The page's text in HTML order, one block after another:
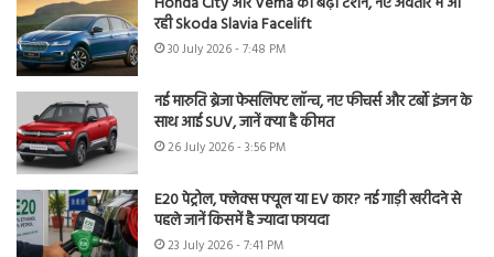
रही Skoda Slavia Facelift
30 July 2026 - 7:48 PM
नई मारुति ब्रेजा फेसलिफ्ट लॉन्च, नए फीचर्स और टर्बो इंजन के
साथ आई SUV, जानें क्या है कीमत
26 July 2026 - 3:56 PM
E20 पेट्रोल, फ्लेक्स फ्यूल या EV कार? नई गाड़ी खरीदने से
पहले जानें किसमें है ज्यादा फायदा
23 July 2026 - 7:41 PM